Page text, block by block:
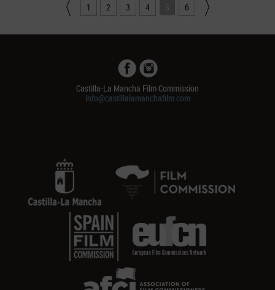
1 2 3 4 5 6
Castilla-La Mancha Film Commission
info@castillalamanchafilm.com